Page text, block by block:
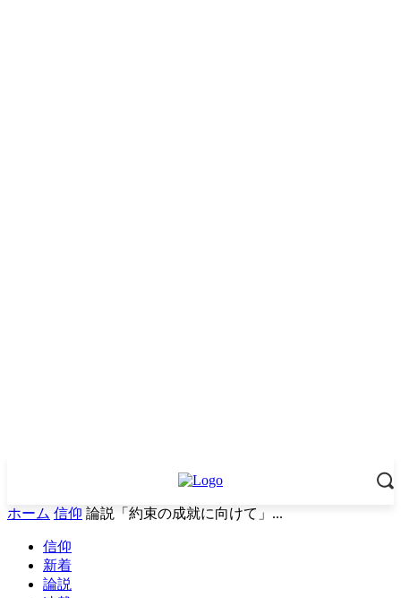
ホーム 信仰 論説「約束の成就に向けて」...
信仰
新着
論説